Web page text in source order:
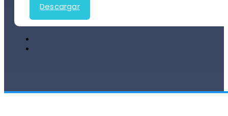
Descargar